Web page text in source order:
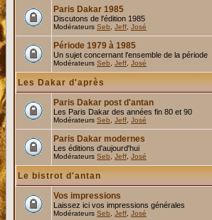
Paris Dakar 1985
Discutons de l'édition 1985
Modérateurs Seb Jeff José
Période 1979 à 1985
Un sujet concernant l'ensemble de la période
Modérateurs Seb Jeff José
Les Dakar d'après
Paris Dakar post d'antan
Les Paris Dakar des années fin 80 et 90
Modérateurs Seb Jeff José
Paris Dakar modernes
Les éditions d'aujourd'hui
Modérateurs Seb Jeff José
Le bistrot d'antan
Vos impressions
Laissez ici vos impressions générales
Modérateurs Seb Jeff José